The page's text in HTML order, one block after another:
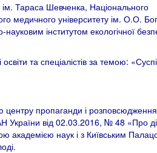
ім. Тараса Шевченка, Національного
медичного університету ім. О.О.
науковим інститутом екологічної
та спеціалістів за темою:
центру пропаганди і розповсюдження
України від 02.03.2016, № 48 «Про
академією наук і з Київським